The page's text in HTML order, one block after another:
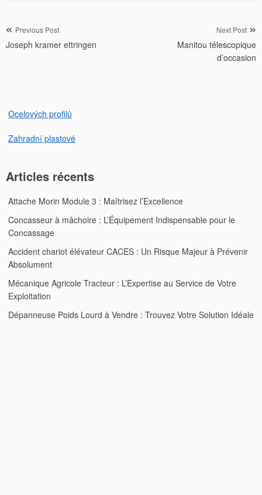
Navigation
de
Previous Post
Joseph kramer ettringen
Next Post
Manitou télescopique
d’occasion
Ocelových profilů
Zahradní plastové
Articles récents
Attache Morin Module 3 : Maîtrisez l’Excellence
Concasseur à mâchoire : L’Équipement Indispensable pour le
Concassage
Accident chariot élévateur CACES : Un Risque Majeur à Prévenir
Absolument
Mécanique Agricole Tracteur : L’Expertise au Service de Votre
Exploitation
Dépanneuse Poids Lourd à Vendre : Trouvez Votre Solution Idéale